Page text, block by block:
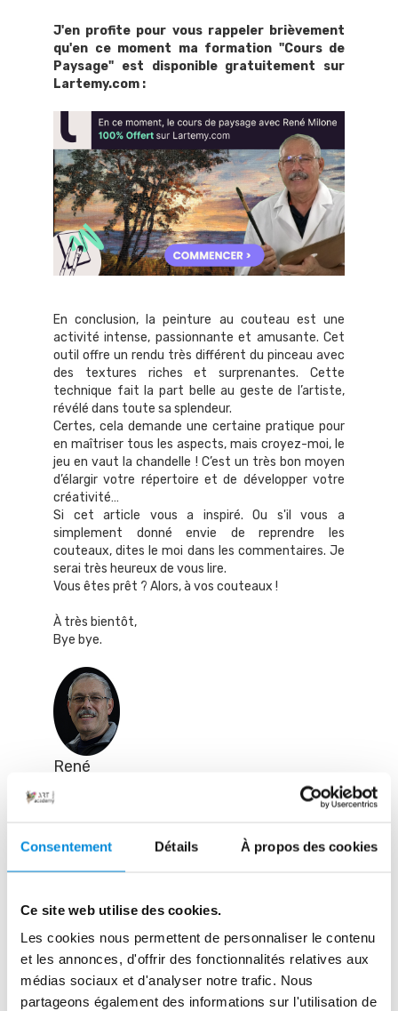
Consentement Détails À propos des cookies
Ce site web utilise des cookies.
Les cookies nous permettent de personnaliser le contenu
et les annonces, d'offrir des fonctionnalités relatives aux
médias sociaux et d'analyser notre trafic. Nous
partageons également des informations sur l'utilisation de
J'en profite pour vous rappeler brièvement
qu'en ce moment ma formation "Cours de
Paysage" est disponible gratuitement sur
Lartemy.com :
En conclusion, la peinture au couteau est une
activité intense, passionnante et amusante. Cet
outil offre un rendu très différent du pinceau avec
des textures riches et surprenantes. Cette
technique fait la part belle au geste de l’artiste,
révélé dans toute sa splendeur.
Certes, cela demande une certaine pratique pour
en maîtriser tous les aspects, mais croyez-moi, le
jeu en vaut la chandelle ! C’est un très bon moyen
d’élargir votre répertoire et de développer votre
créativité…
Si cet article vous a inspiré. Ou s'il vous a
simplement donné envie de reprendre les
couteaux, dites le moi dans les commentaires. Je
serai très heureux de vous lire.
Vous êtes prêt ? Alors, à vos couteaux !
À très bientôt,
Bye bye.
René
47 commentaires